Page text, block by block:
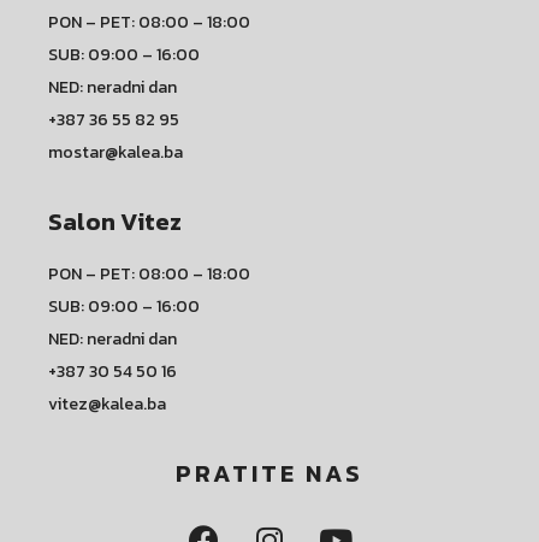
PON – PET: 08:00 – 18:00
SUB: 09:00 – 16:00
NED: neradni dan
+387 36 55 82 95
mostar@kalea.ba
Salon Vitez
PON – PET: 08:00 – 18:00
SUB: 09:00 – 16:00
NED: neradni dan
+387 30 54 50 16
vitez@kalea.ba
PRATITE NAS